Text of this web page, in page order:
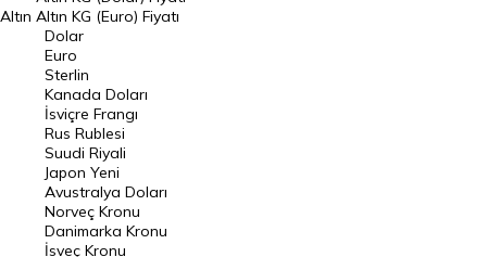
Euro Kuru
Pound Kuru
Frank Kuru
Riyal Kuru
Avustralya Doları
Danimarka Kronu Kuru
Kanada Doları Kuru
Altın Altın KG (Euro) Fiyatı
Dolar
Euro
Sterlin
Kanada Doları
İsviçre Frangı
Rus Rublesi
Suudi Riyali
Japon Yeni
Avustralya Doları
Norveç Kronu
Danimarka Kronu
İsveç Kronu